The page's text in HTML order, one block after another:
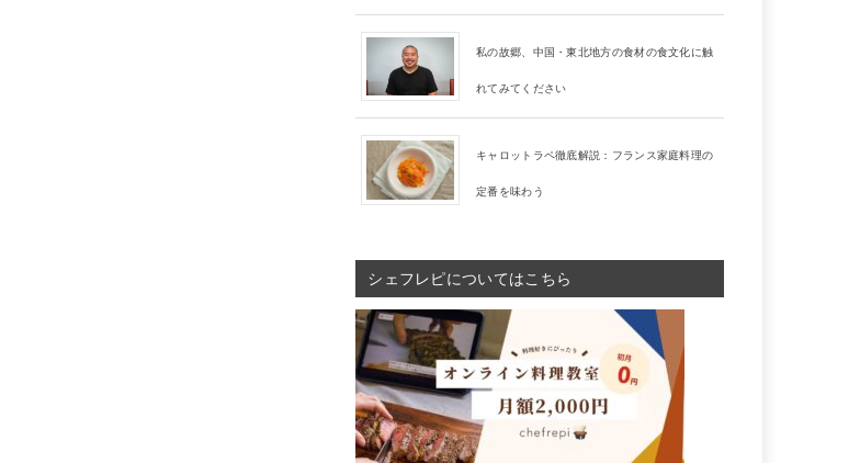
私の故郷、中国・東北地方の食材の食文化に触
れてみてください
キャロットラペ徹底解説：フランス家庭料理の
定番を味わう
シェフレピについてはこちら